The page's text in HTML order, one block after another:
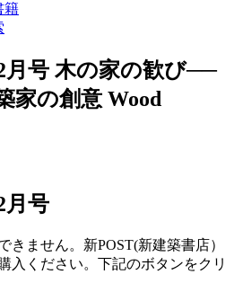
籍
月号 木の家の歓び──
家の創意 Wood
月号
きません。新POST(新建築書店）
入ください。下記のボタンをクリ